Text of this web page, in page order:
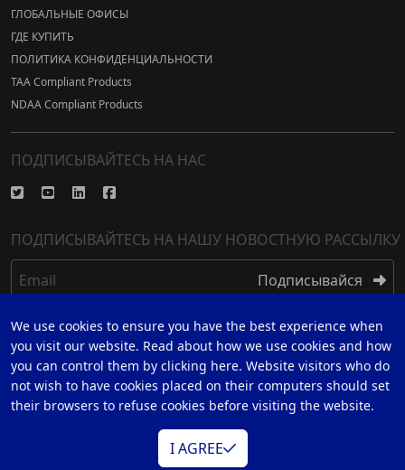
ГЛОБАЛЬНЫЕ ОФИСЫ
ГДЕ КУПИТЬ
ПОЛИТИКА КОНФИДЕНЦИАЛЬНОСТИ
TAA Compliant Products
NDAA Compliant Products
ПОДПИСЫВАЙТЕСЬ НА НАС
ПОДПИСЫВАЙТЕСЬ НА НАШУ НОВОСТНУЮ РАССЫЛКУ
Email Подписывайся
РЕГИСТР
ЗАРЕГИСТРИРУЙТЕСЬ НА 5 ГОДА ГАРАНТИИ
© 2026 Datavideo all rights reserved
We use cookies to ensure you have the best experience when
you visit our website. Read about how we use cookies and how
you can control them by clicking here. Website visitors who do
not wish to have cookies placed on their computers should set
their browsers to refuse cookies before visiting the website.
I AGREE